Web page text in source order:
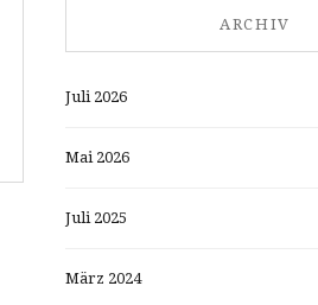
ARCHIV
Juli 2026
Mai 2026
Juli 2025
März 2024